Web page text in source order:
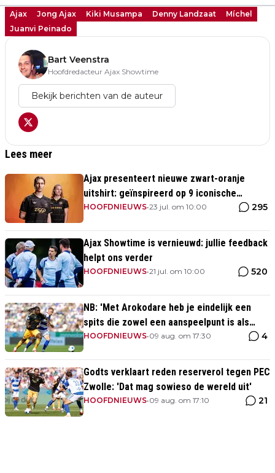
Ajax Jong Ajax Kiki Musampa Denny Landzaat
Míchel
Juanvi Peinado
Bart Veenstra
Hoofdredacteur Ajax Showtime
Bekijk berichten van de auteur
Lees meer
Ajax presenteert nieuwe zwart-oranje
uitshirt: geïnspireerd op 9 iconische
momenten uit clubhistorie
HOOFDNIEUWS•23 jul. om 10:00 295
Ajax Showtime is vernieuwd: jullie feedback
helpt ons verder
HOOFDNIEUWS•21 jul. om 10:00 520
NB: 'Met Arokodare heb je eindelijk een
spits die zowel een aanspeelpunt is als
diepte heeft'
HOOFDNIEUWS•09 aug. om 17:30 4
Godts verklaart reden reserverol tegen PEC
Zwolle: 'Dat mag sowieso de wereld uit'
HOOFDNIEUWS•09 aug. om 17:10 21